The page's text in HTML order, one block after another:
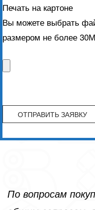
Печать на картоне
Вы можете выбрать
размером не более
По вопросам